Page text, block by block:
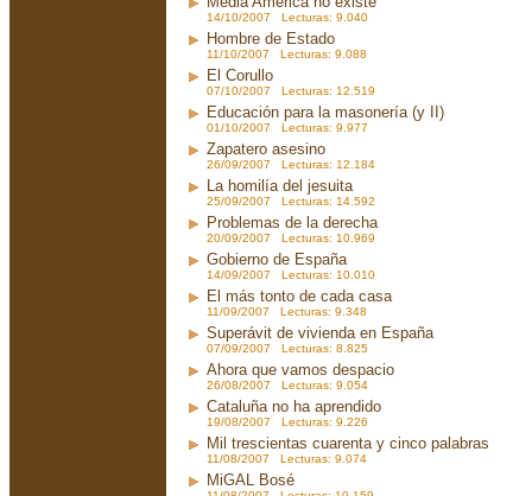
14/10/2007 Lecturas: 9.040
Hombre de Estado
11/10/2007 Lecturas: 9.088
El Corullo
07/10/2007 Lecturas: 12.519
Educación para la masonería (y II)
01/10/2007 Lecturas: 9.977
Zapatero asesino
26/09/2007 Lecturas: 12.184
La homilía del jesuita
25/09/2007 Lecturas: 14.592
Problemas de la derecha
20/09/2007 Lecturas: 10.969
Gobierno de España
14/09/2007 Lecturas: 10.010
El más tonto de cada casa
11/09/2007 Lecturas: 9.348
Superávit de vivienda en España
07/09/2007 Lecturas: 8.825
Ahora que vamos despacio
26/08/2007 Lecturas: 9.054
Cataluña no ha aprendido
19/08/2007 Lecturas: 9.226
Mil trescientas cuarenta y cinco palabras
11/08/2007 Lecturas: 9.074
MiGAL Bosé